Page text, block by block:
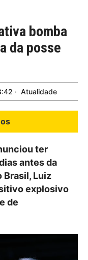
bomba
da posse
Atualidade
ter
antes da
Brasil, Luiz
explosivo
de